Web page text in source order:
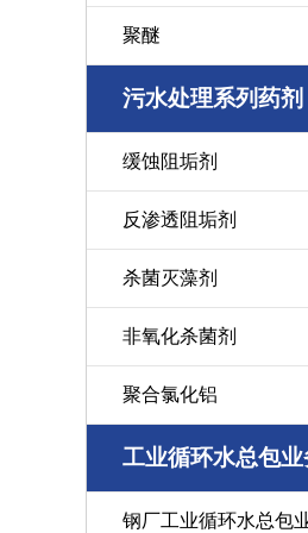
聚醚
污水处理系列药剂
缓蚀阻垢剂
反渗透阻垢剂
杀菌灭藻剂
非氧化杀菌剂
聚合氯化铝
工业循环水总包业
钢厂工业循环水总包